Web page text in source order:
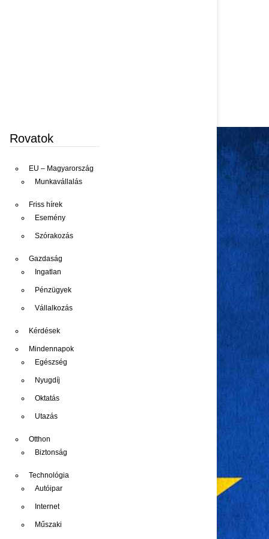
Rovatok
EU – Magyarország
Munkavállalás
Friss hírek
Esemény
Szórakozás
Gazdaság
Ingatlan
Pénzügyek
Vállalkozás
Kérdések
Mindennapok
Egészség
Nyugdíj
Oktatás
Utazás
Otthon
Biztonság
Technológia
Autóipar
Internet
Műszaki